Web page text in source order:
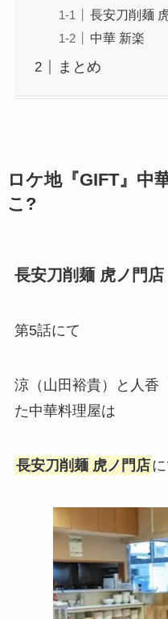
長安刀削麺
中華 新楽
まとめ
ロケ地『GIFT』中
こ?
長安刀削麺 虎ノ門店
第5話にて
涼（山田裕貴）と人香
た中華料理屋は
長安刀削麺 虎ノ門店